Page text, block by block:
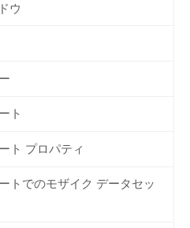
ウ
ト
ト プロパティ
トでのモザイク データセッ